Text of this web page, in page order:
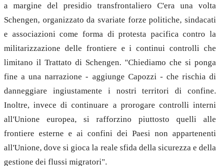
a margine del presidio transfrontaliero C'era una volta
Schengen, organizzato da svariate forze politiche, sindacati
e associazioni come forma di protesta pacifica contro la
militarizzazione delle frontiere e i continui controlli che
limitano il Trattato di Schengen. "Chiediamo che si ponga
fine a una narrazione - aggiunge Capozzi - che rischia di
danneggiare ingiustamente i nostri territori di confine.
Inoltre, invece di continuare a prorogare controlli interni
all'Unione europea, si rafforzino piuttosto quelli alle
frontiere esterne e ai confini dei Paesi non appartenenti
all'Unione, dove si gioca la reale sfida della sicurezza e della
gestione dei flussi migratori".